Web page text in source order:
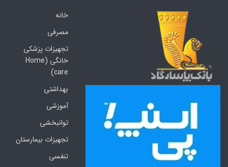
خانه
مصرفی
تجهیزات پزشکی
خانگی (Home
care)
بهداشتی
آموزشی
توانبخشی
تجهیزات بیمارستان
تنفسی